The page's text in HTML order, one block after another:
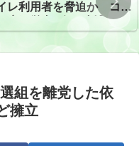
レ利用者を脅迫か コン
組を離党した依
擁立